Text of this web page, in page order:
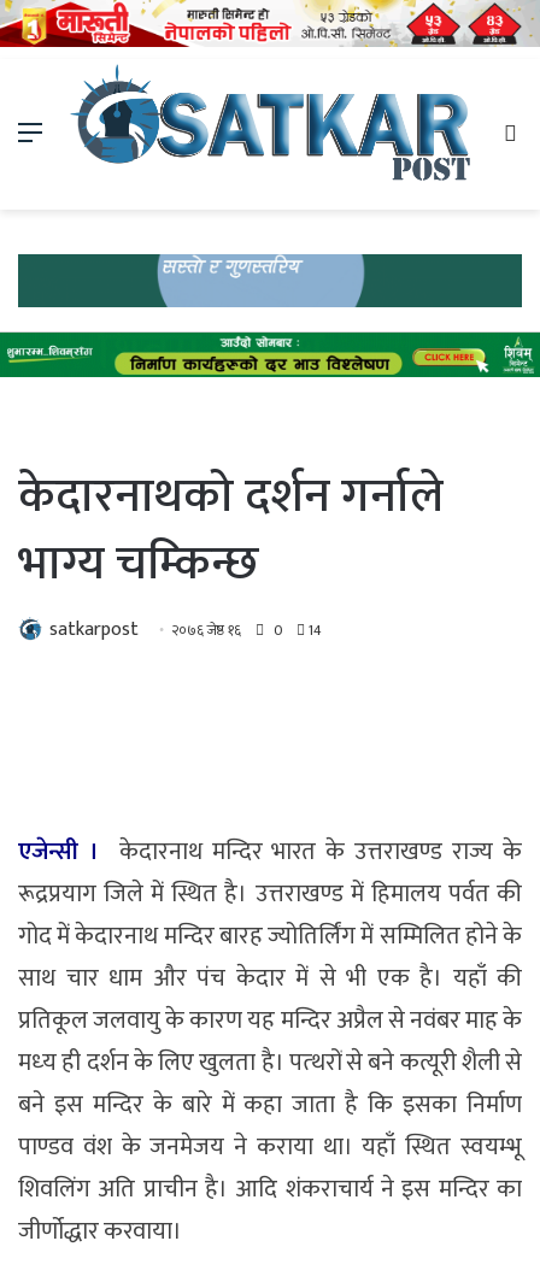
Menu
केदारनाथको दर्शन गर्नाले
भाग्य चम्किन्छ
satkarpost २०७६ जेष्ठ १६ 0 14
एजेन्सी । केदारनाथ मन्दिर भारत के उत्तराखण्ड राज्य के
रूद्रप्रयाग जिले में स्थित है। उत्तराखण्ड में हिमालय पर्वत की
गोद में केदारनाथ मन्दिर बारह ज्योतिर्लिंग में सम्मिलित होने के
साथ चार धाम और पंच केदार में से भी एक है। यहाँ की
प्रतिकूल जलवायु के कारण यह मन्दिर अप्रैल से नवंबर माह के
मध्‍य ही दर्शन के लिए खुलता है। पत्‍थरों से बने कत्यूरी शैली से
बने इस मन्दिर के बारे में कहा जाता है कि इसका निर्माण
पाण्डव वंश के जनमेजय ने कराया था। यहाँ स्थित स्वयम्भू
शिवलिंग अति प्राचीन है। आदि शंकराचार्य ने इस मन्दिर का
जीर्णोद्धार करवाया।